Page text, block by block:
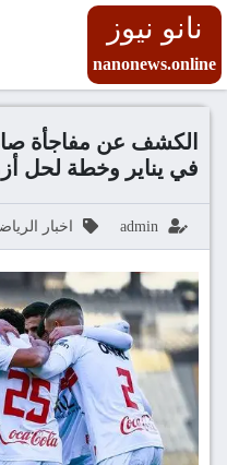
نانو نيوز
nanonews.online
الكشف عن مفاجأة
في يناير وخطة لحل
admin اخبار